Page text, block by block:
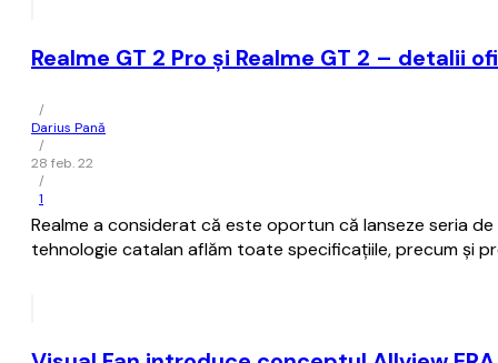
Realme GT 2 Pro și Realme GT 2 – detalii
/
Darius Pană
/
28 feb. 22
/
1
Realme a considerat că este oportun că lanseze seria
tehnologie catalan aflăm toate specificațiile, precum și